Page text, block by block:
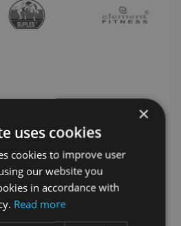
×
uses cookies
cookies to improve user
our website you
in accordance with
Read more